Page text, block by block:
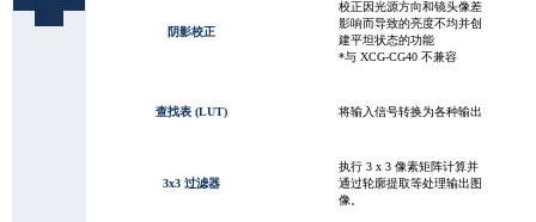
阴影校正
校正因光源方向和镜头像差
影响而导致的亮度不均并创
建平坦状态的功能
*与 XCG-CG40 不兼容
查找表 (LUT) 将输入信号转换为各种输出
3x3 过滤器
执行 3 x 3 像素矩阵计算并
通过轮廓提取等处理输出图
像。